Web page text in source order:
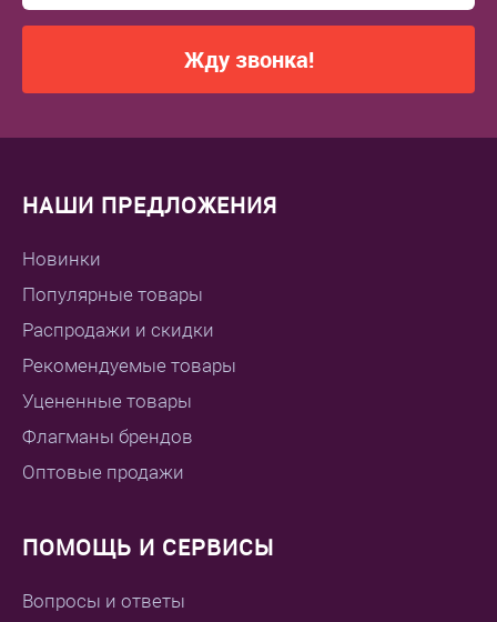
Жду звонка!
НАШИ ПРЕДЛОЖЕНИЯ
Новинки
Популярные товары
Распродажи и скидки
Рекомендуемые товары
Уцененные товары
Флагманы брендов
Оптовые продажи
ПОМОЩЬ И СЕРВИСЫ
Вопросы и ответы